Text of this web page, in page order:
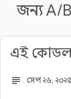
এই পৃষ্ঠায় যা
তুমি কি শিখবে
পূর্বশর্ত
2. ডিবাগ মেনু
জন্য A/B
এই
subject সেপ ২৬,